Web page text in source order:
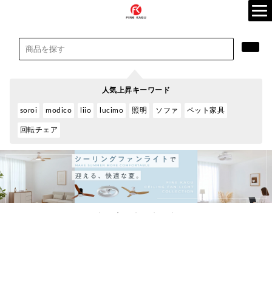
人気上昇キーワード
soroi modico liio lucimo 照明 ソファ ペット家具
回転チェア